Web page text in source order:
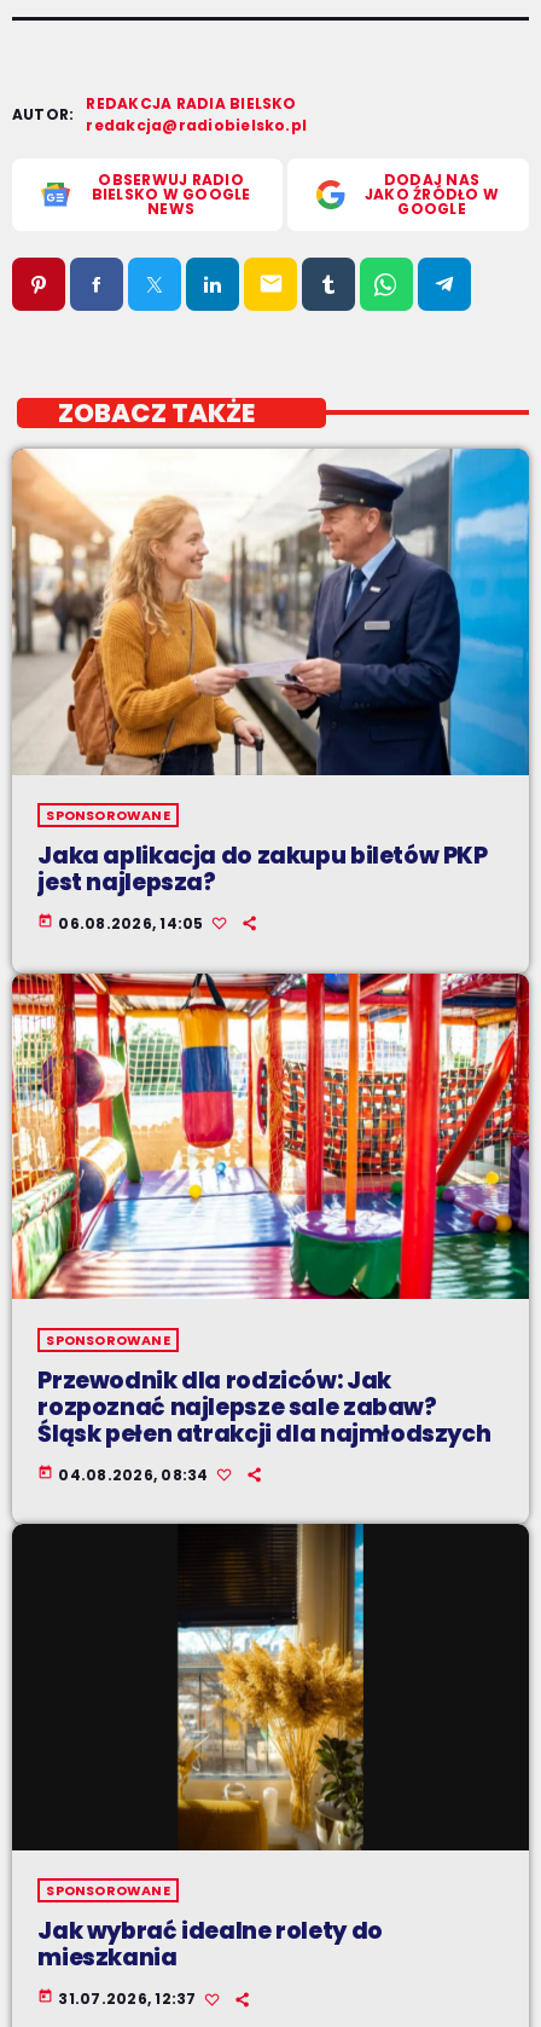
AUTOR:
REDAKCJA RADIA BIELSKO
redakcja@radiobielsko.pl
OBSERWUJ RADIO
BIELSKO W GOOGLE
NEWS
DODAJ NAS
JAKO ŹRÓDŁO W
GOOGLE
email
ZOBACZ TAKŻE
SPONSOROWANE
Jaka aplikacja do zakupu biletów PKP
jest najlepsza?
today 06.08.2026, 14:05
SPONSOROWANE
Przewodnik dla rodziców: Jak
rozpoznać najlepsze sale zabaw?
Śląsk pełen atrakcji dla najmłodszych
today 04.08.2026, 08:34
SPONSOROWANE
Jak wybrać idealne rolety do
mieszkania
today 31.07.2026, 12:37